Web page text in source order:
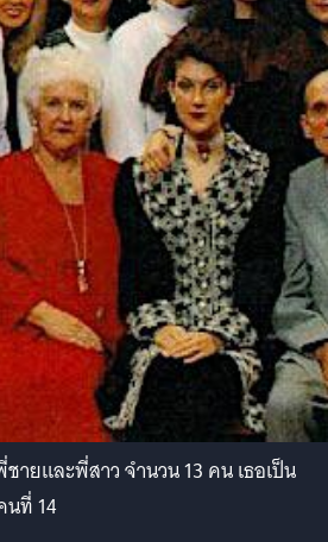
ายและพี่สาว จำนวน 13 คน เธอเป็น
ที่ 14